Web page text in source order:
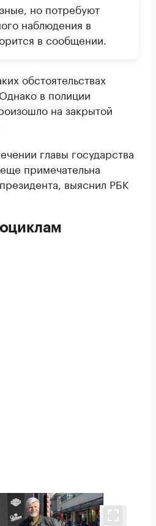
но потребуют
наблюдения в
в сообщении.
обстоятельствах
в полиции
на закрытой
главы государства
примечательна
выяснил РБК